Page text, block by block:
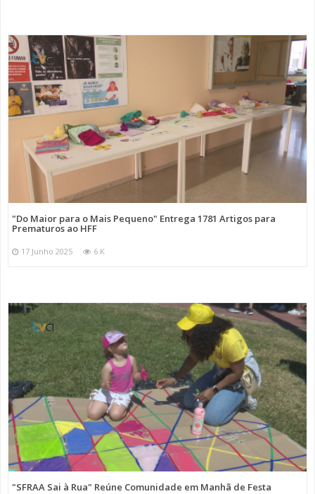
"Do Maior para o Mais Pequeno" Entrega 1781 Artigos para
Prematuros ao HFF
17 Junho 2025 6 K
"SFRAA Sai à Rua" Reúne Comunidade em Manhã de Festa